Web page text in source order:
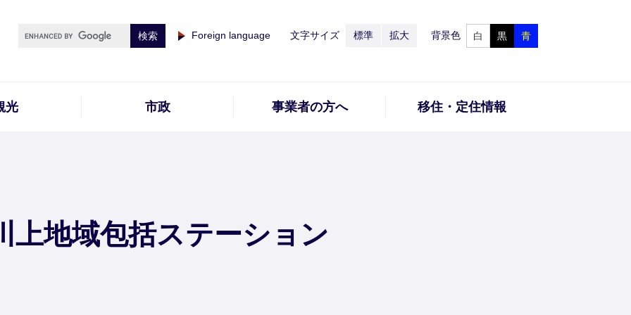
Foreign language 文字サイズ 標準 拡大 背景色 白 黒 青
光 市政 事業者の方へ 移住・定住情報
上地域包括ステーション